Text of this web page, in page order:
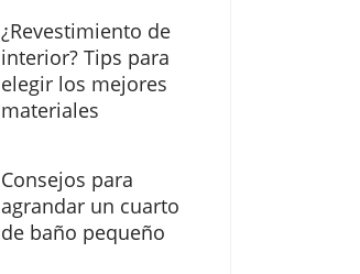
¿Revestimiento de
interior? Tips para
elegir los mejores
materiales
Consejos para
agrandar un cuarto
de baño pequeño